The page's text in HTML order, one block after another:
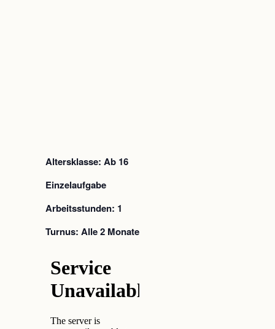
Altersklasse: Ab 16
Einzelaufgabe
Arbeitsstunden: 1
Turnus: Alle 2 Monate